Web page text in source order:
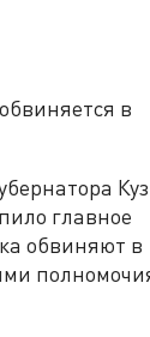
в
главное
обвиняют в